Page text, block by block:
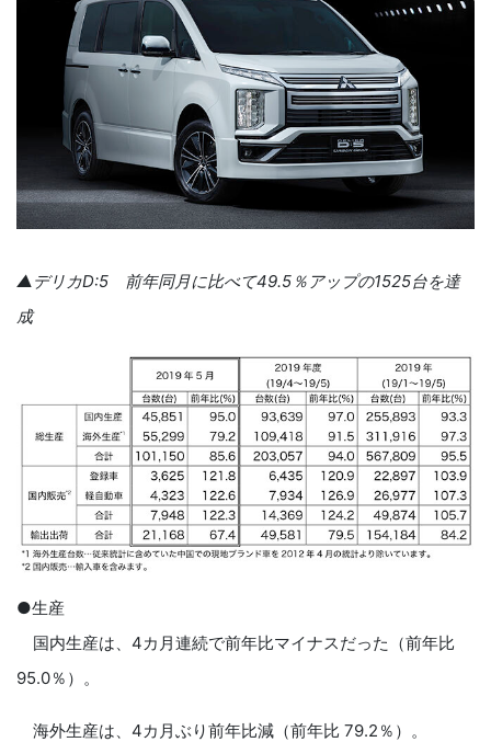
▲デリカD:5 前年同月に比べて49.5％アップの1525台を達
成
●生産
国内生産は、4カ月連続で前年比マイナスだった（前年比
95.0％）。
海外生産は、4カ月ぶり前年比減（前年比 79.2％）。